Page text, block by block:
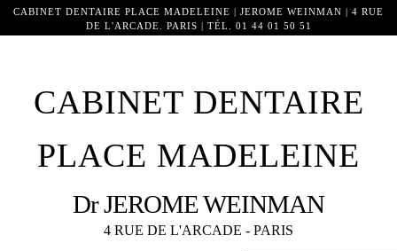
CABINET DENTAIRE PLACE MADELEINE | JEROME WEINMAN | 4 RUE
DE L'ARCADE. PARIS | TÉL. 01 44 01 50 51
CABINET DENTAIRE
PLACE MADELEINE
Dr JEROME WEINMAN
4 RUE DE L'ARCADE - PARIS